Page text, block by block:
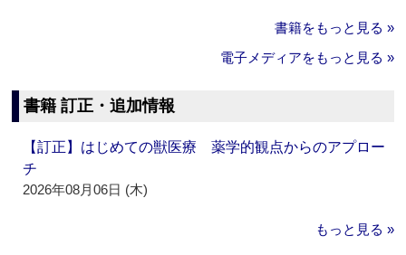
書籍をもっと見る »
電子メディアをもっと見る »
書籍 訂正・追加情報
【訂正】はじめての獣医療 薬学的観点からのアプロー
チ
2026年08月06日 (木)
もっと見る »